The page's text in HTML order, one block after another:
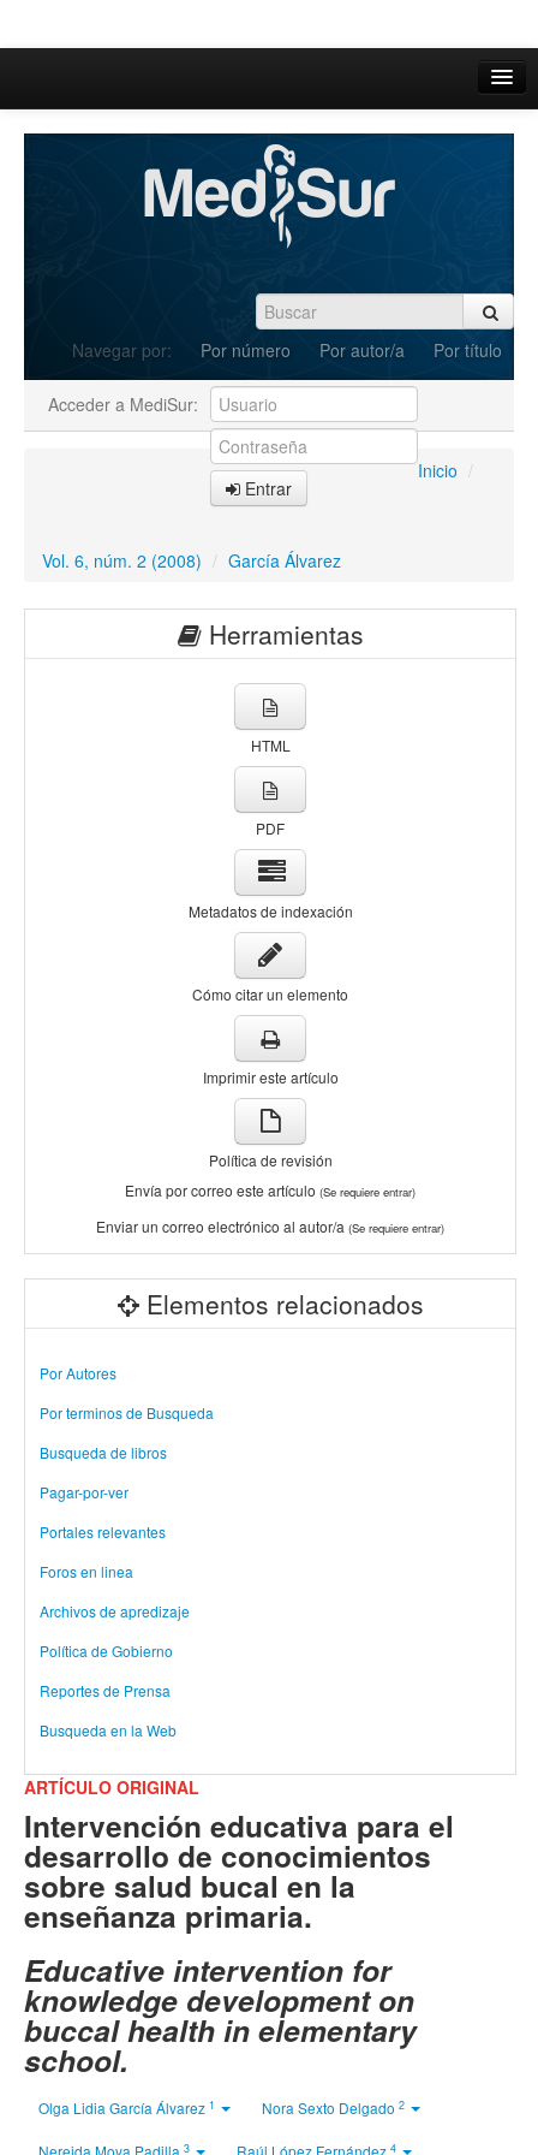
Inicio
Actual
Archivos
Navegar por: Por número Por autor/a Por título
Acceder a MediSur:
Entrar
Inicio /
Vol. 6, núm. 2 (2008) / García Álvarez
Herramientas
HTML
PDF
Metadatos de indexación
Cómo citar un elemento
Imprimir este artículo
Política de revisión
Envía por correo este artículo (Se requiere entrar)
Enviar un correo electrónico al autor/a (Se requiere entrar)
Elementos relacionados
Por Autores
Por terminos de Busqueda
Busqueda de libros
Pagar-por-ver
Portales relevantes
Foros en linea
Archivos de apredizaje
Política de Gobierno
Reportes de Prensa
Busqueda en la Web
ARTÍCULO ORIGINAL
Intervención educativa para el
desarrollo de conocimientos
sobre salud bucal en la
enseñanza primaria.
Educative intervention for
knowledge development on
buccal health in elementary
school.
Olga Lidia García Álvarez 1 Nora Sexto Delgado 2
Nereida Moya Padilla 3 Raúl López Fernández 4